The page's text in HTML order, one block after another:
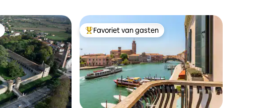
Topfavoriet van gasten
Favoriet van gasten